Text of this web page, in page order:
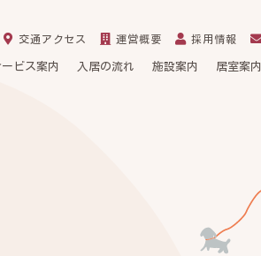
交通アクセス 運営概要 採用情報
ビス案内 入居の流れ 施設案内 居室案内